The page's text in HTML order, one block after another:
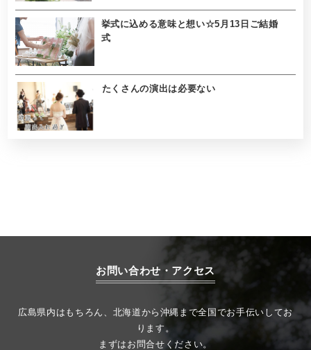
挙式に込める意味と想い☆5月13日ご結婚
式
たくさんの演出は必要ない
お問い合わせ・アクセス
広島県内はもちろん、北海道から沖縄まで全国でお手伝いしてお
ります。
まずはお問合せください。